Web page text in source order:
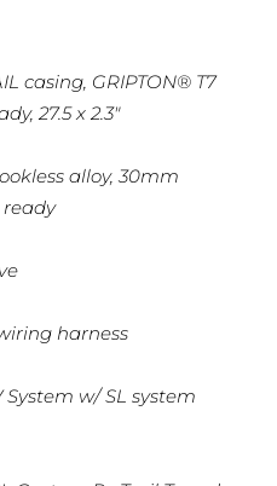
casing, GRIPTON® T7
27.5 x 2.3″
alloy, 30mm
harness
w/ SL system